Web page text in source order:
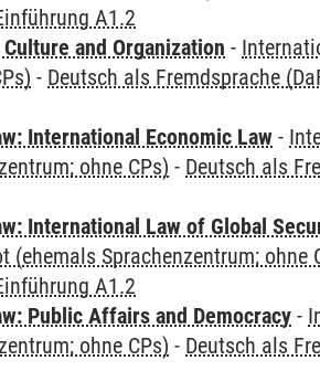
A1.2
and Organization -
- Deutsch als Fremdsprache
International Economic Law -
ohne CPs) - Deutsch als
International Law of Global
Sprachenzentrum; ohne
A1.2
Public Affairs and Democracy -
ohne CPs) - Deutsch als